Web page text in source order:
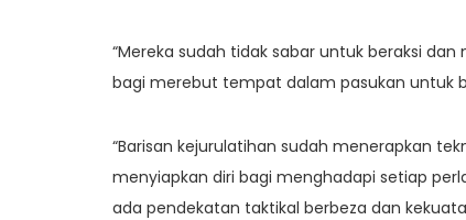
“Mereka sudah tidak sabar untuk beraksi
bagi merebut tempat dalam pasukan untuk
“Barisan kejurulatihan sudah menerapkan
menyiapkan diri bagi menghadapi setiap
ada pendekatan taktikal berbeza dan